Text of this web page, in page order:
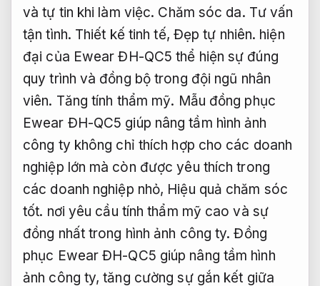
và tự tin khi làm việc. Chăm sóc da. Tư vấn
tận tình. Thiết kế tinh tế, Đẹp tự nhiên. hiện
đại của Ewear ĐH-QC5 thể hiện sự đúng
quy trình và đồng bộ trong đội ngũ nhân
viên. Tăng tính thẩm mỹ. Mẫu đồng phục
Ewear ĐH-QC5 giúp nâng tầm hình ảnh
công ty không chỉ thích hợp cho các doanh
nghiệp lớn mà còn được yêu thích trong
các doanh nghiệp nhỏ, Hiệu quả chăm sóc
tốt. nơi yêu cầu tính thẩm mỹ cao và sự
đồng nhất trong hình ảnh công ty. Đồng
phục Ewear ĐH-QC5 giúp nâng tầm hình
ảnh công ty, tăng cường sự gắn kết giữa